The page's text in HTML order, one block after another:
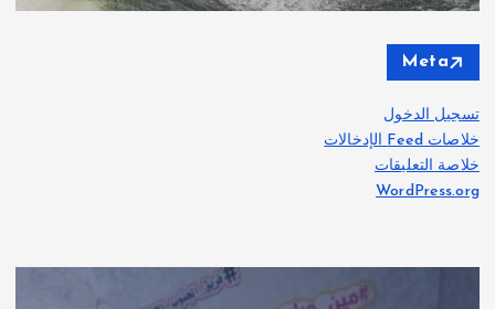
Meta
تسجيل الدخول
خلاصات Feed الإدخالات
خلاصة التعليقات
WordPress.org